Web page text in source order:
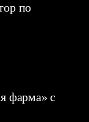
по
фарма» с